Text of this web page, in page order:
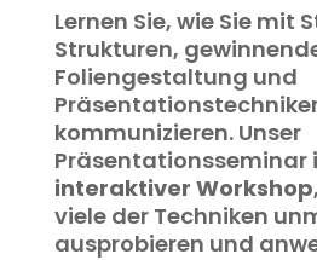
Lernen Sie, wie Sie mit
Strukturen,
Foliengestaltung und
kommunizieren. Unser
Präsentationsseminar
interaktiver Workshop
viele der Techniken
ausprobieren und